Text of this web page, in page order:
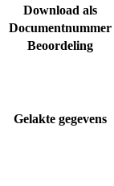
Download als
Documentnummer
Beoordeling
Gelakte gegevens